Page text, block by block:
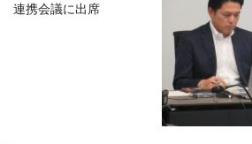
連携会議に出席